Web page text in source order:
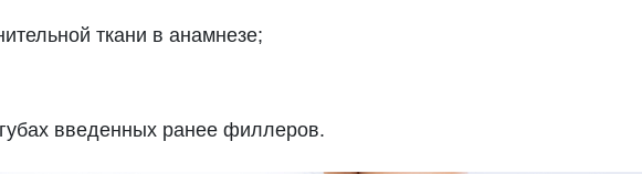
ткани в анамнезе;
введенных ранее филлеров.